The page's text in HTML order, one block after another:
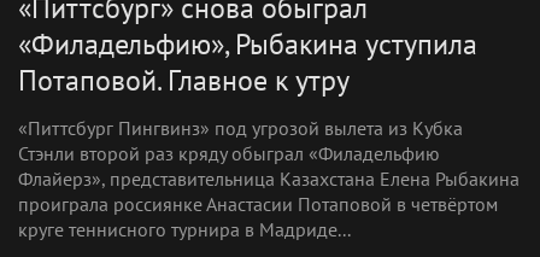
«Питтсбург» снова обыграл
«Филадельфию», Рыбакина уступила
Потаповой. Главное к утру
«Питтсбург Пингвинз» под угрозой вылета из Кубка
Стэнли второй раз кряду обыграл «Филадельфию
Флайерз», представительница Казахстана Елена Рыбакина
проиграла россиянке Анастасии Потаповой в четвёртом
круге теннисного турнира в Мадриде...